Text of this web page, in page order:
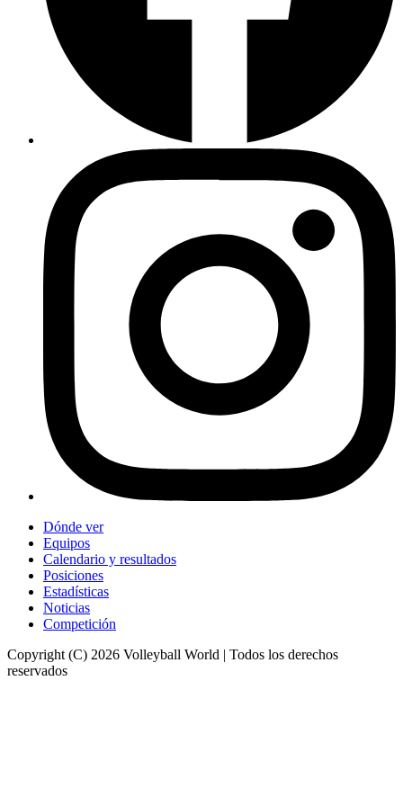
Dónde ver
Equipos
Calendario y resultados
Posiciones
Estadísticas
Noticias
Competición
Copyright (C) 2026 Volleyball World | Todos los derechos
reservados